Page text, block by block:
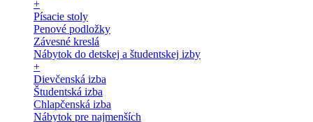
+
Písacie stoly
Penové podložky
Závesné kreslá
Nábytok do detskej a študentskej izby
+
Dievčenská izba
Študentská izba
Chlapčenská izba
Nábytok pre najmenších